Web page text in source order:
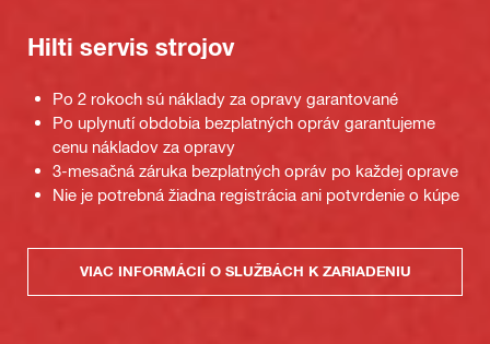
Hilti servis strojov
Po 2 rokoch sú náklady za opravy garantované
Po uplynutí obdobia bezplatných opráv garantujeme
cenu nákladov za opravy
3-mesačná záruka bezplatných opráv po každej oprave
Nie je potrebná žiadna registrácia ani potvrdenie o kúpe
VIAC INFORMÁCIÍ O SLUŽBÁCH K ZARIADENIU